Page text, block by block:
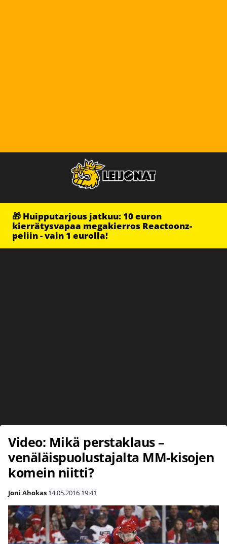
🎁 Huipputarjous jatkuu: 10 euron
kierrätysvapaa megakierros Reactoonz-
peliin - vain 1 eurolla!
Video: Mikä perstaklaus –
venäläispuolustajalta MM-kisojen
komein niitti?
Joni Ahokas 14.05.2016 19:41